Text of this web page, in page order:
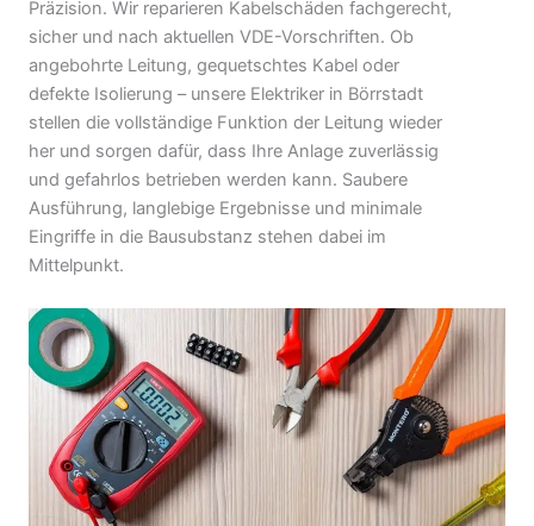
Präzision. Wir reparieren Kabelschäden fachgerecht,
sicher und nach aktuellen VDE-Vorschriften. Ob
angebohrte Leitung, gequetschtes Kabel oder
defekte Isolierung – unsere Elektriker in Börrstadt
stellen die vollständige Funktion der Leitung wieder
her und sorgen dafür, dass Ihre Anlage zuverlässig
und gefahrlos betrieben werden kann. Saubere
Ausführung, langlebige Ergebnisse und minimale
Eingriffe in die Bausubstanz stehen dabei im
Mittelpunkt.